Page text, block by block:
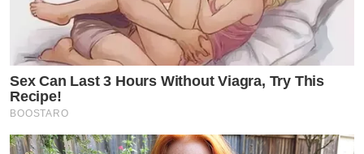
Sex Can Last 3 Hours Without Viagra, Try This
Recipe!
BOOSTARO